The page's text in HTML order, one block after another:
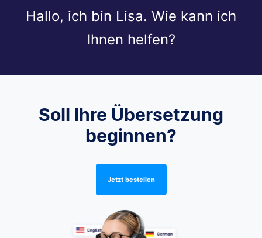
Hallo, ich bin Lisa. Wie kann ich
Ihnen helfen?
Soll Ihre Übersetzung
beginnen?
Jetzt bestellen